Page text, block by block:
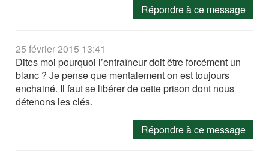
Répondre à ce message
25 février 2015 13:41
Dites moi pourquoi l’entraîneur doit être forcément un
blanc ? Je pense que mentalement on est toujours
enchainé. Il faut se libérer de cette prison dont nous
détenons les clés.
Répondre à ce message